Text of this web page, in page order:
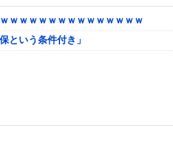
ｗｗｗｗｗｗｗｗｗｗｗｗｗｗ
という条件付き」